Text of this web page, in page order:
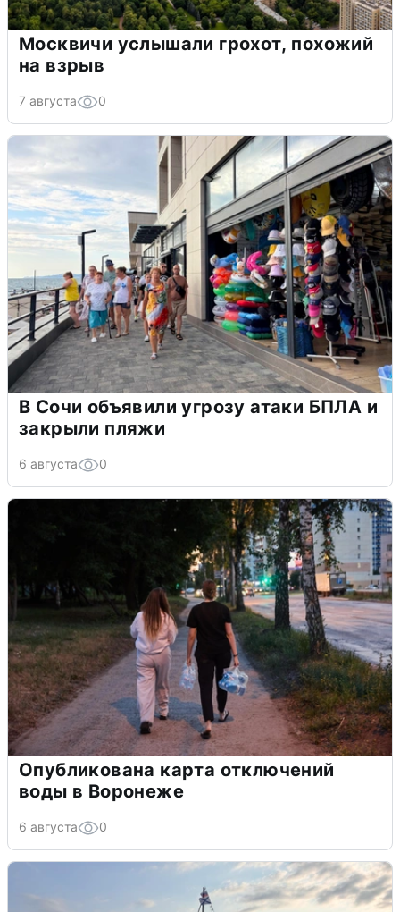
Москвичи услышали грохот, похожий
на взрыв
7 августа 0
В Сочи объявили угрозу атаки БПЛА и
закрыли пляжи
6 августа 0
Опубликована карта отключений
воды в Воронеже
6 августа 0